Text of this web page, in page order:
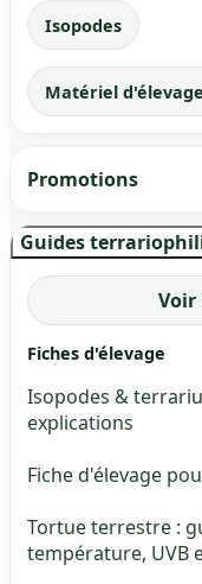
Isopodes
Matériel
Promotions
Guides
Voir
Fiches d'élevage
Isopodes &
explications
Fiche d'élevage
Tortue terrestre :
température, UVB